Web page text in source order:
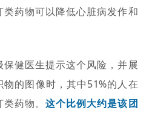
药物可以降低心脏病发作和
健医生提示这个风险，并展
的图像时，其中51%的人在
药物。 这个比例大约是该团